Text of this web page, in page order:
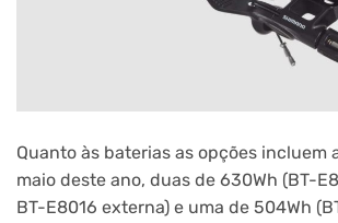
Quanto às baterias as opções incluem
maio deste ano, duas de 630Wh (BT-
BT-E8016 externa) e uma de 504Wh